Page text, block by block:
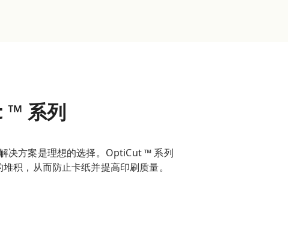
™ 系列
决方案是理想的选择。OptiCut ™ 系列
积，从而防止卡纸并提高印刷质量。